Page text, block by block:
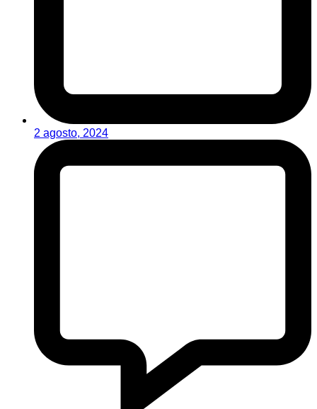
2 agosto, 2024